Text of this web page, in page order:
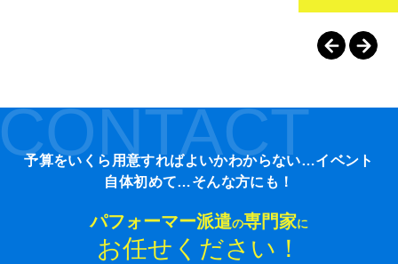
予算をいくら用意すればよいかわからない…イベント
自体初めて…そんな方にも！
パフォーマー派遣の専門家に
お任せください！